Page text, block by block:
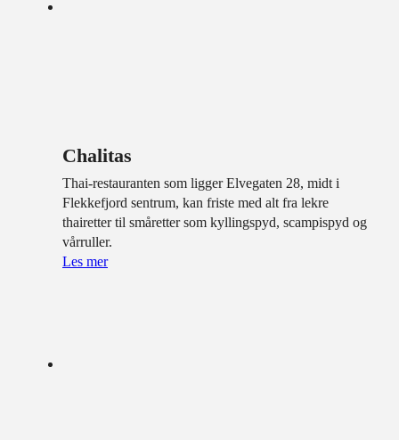
Chalitas
Thai-restauranten som ligger Elvegaten 28, midt i
Flekkefjord sentrum, kan friste med alt fra lekre
thairetter til småretter som kyllingspyd, scampispyd og
vårruller.
Les mer